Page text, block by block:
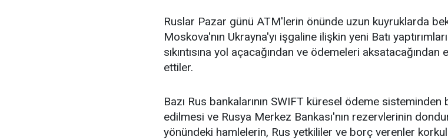
Ruslar Pazar günü ATM'lerin önünde uzun kuyruklarda
Moskova'nın Ukrayna'yı işgaline ilişkin yeni Batı
sıkıntısına yol açacağından ve ödemeleri aksatacağından
ettiler.
Bazı Rus bankalarının SWIFT küresel ödeme sisteminden
edilmesi ve Rusya Merkez Bankası'nın rezervlerinin
yönündeki hamlelerin, Rus yetkililer ve borç verenler